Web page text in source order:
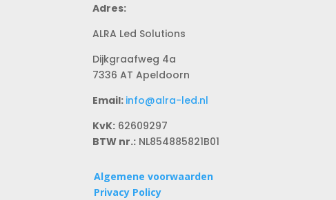
Adres:
ALRA Led Solutions
Dijkgraafweg 4a
7336 AT Apeldoorn
Email: info@alra-led.nl
KvK: 62609297
BTW nr.: NL854885821B01
Algemene voorwaarden
Privacy Policy